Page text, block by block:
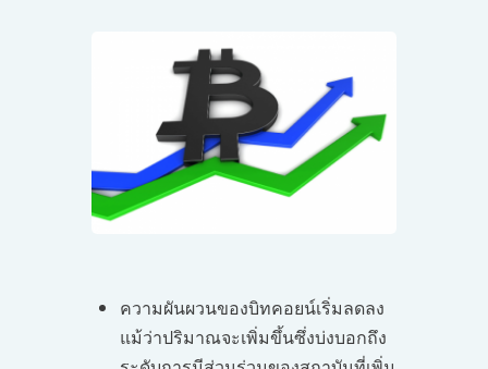
ความผันผวนของบิทคอยน์เริ่มลดลง
แม้ว่าปริมาณจะเพิ่มขึ้นซึ่งบ่งบอกถึง